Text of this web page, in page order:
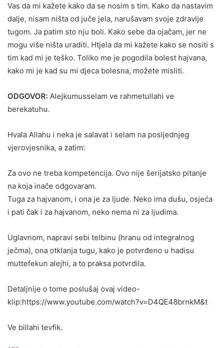
Vas da mi kažete kako da se nosim s tim. Kako da nastavim
dalje, nisam ništa od juče jela, narušavam svoje zdravlje
tugom. Ja patim sto nju boli. Kako sebe da ojačam, jer ne
mogu više ništa uraditi. Htjela da mi kažete kako se nositi s
tim kad mi je teško. Toliko me je pogodila bolest hajvana,
kako mi je kad su mi djeca bolesna, možete misliti.
ODGOVOR: Alejkumusselam ve rahmetullahi ve
berekatuhu.
Hvala Allahu i neka je salavat i selam na posljednjeg
vjerovjesnika, a zatim:
Za ovo ne treba kompetencija. Ovo nije šerijatsko pitanje
na koja inače odgovaram.
Tuga za hajvanom, i ona je za ljude. Neko ima dušu, osjeća
i pati čak i za hajvanom, neko nema ni za ljudima.
Uglavnom, napravi sebi telbinu (hranu od integralnog
ječma), ona otklanja tugu, kako je potvrđeno u hadisu
muttefekun alejhi, a to praksa potvrdila.
Detaljnije o tome poslušaj ovaj video-
klip:https://www.youtube.com/watch?v=D4QE48brnkM&t
Ve billahi tevfik.